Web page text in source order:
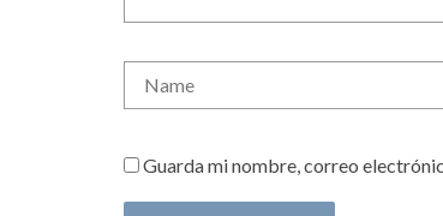
Guarda mi nombre, correo